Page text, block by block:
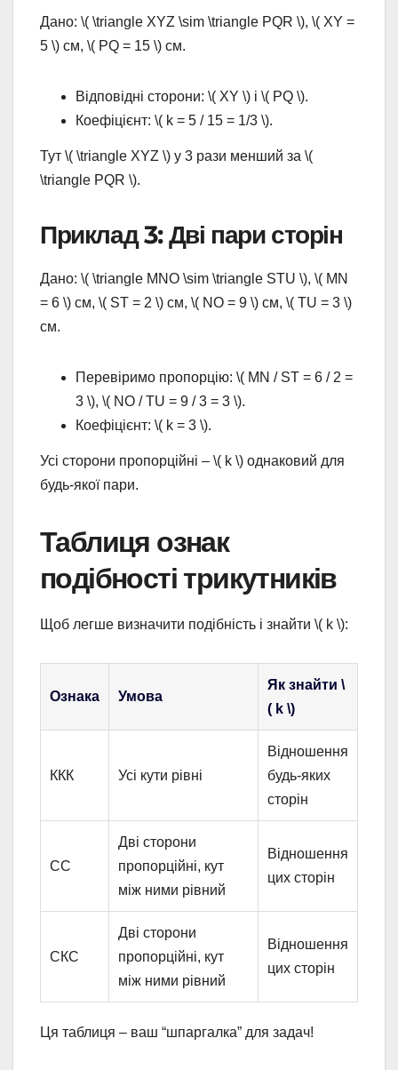
Дано: \( \triangle XYZ \sim \triangle PQR \), \( XY =
5 \) см, \( PQ = 15 \) см.
Відповідні сторони: \( XY \) і \( PQ \).
Коефіцієнт: \( k = 5 / 15 = 1/3 \).
Тут \( \triangle XYZ \) у 3 рази менший за \(
\triangle PQR \).
Приклад 3: Дві пари сторін
Дано: \( \triangle MNO \sim \triangle STU \), \( MN
= 6 \) см, \( ST = 2 \) см, \( NO = 9 \) см, \( TU = 3 \)
см.
Перевіримо пропорцію: \( MN / ST = 6 / 2 =
3 \), \( NO / TU = 9 / 3 = 3 \).
Коефіцієнт: \( k = 3 \).
Усі сторони пропорційні – \( k \) однаковий для
будь-якої пари.
Таблиця ознак
подібності трикутників
Щоб легше визначити подібність і знайти \( k \):
Ознака Умова
Як знайти \
( k \)
ККК Усі кути рівні
Відношення
будь-яких
сторін
СС
Дві сторони
пропорційні, кут
між ними рівний
Відношення
цих сторін
СКС
Дві сторони
пропорційні, кут
між ними рівний
Відношення
цих сторін
Ця таблиця – ваш “шпаргалка” для задач!